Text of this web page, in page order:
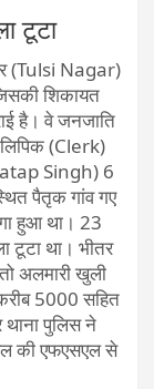
टूटा
(Tulsi Nagar)
शिकायत
है। वे जनजाति
(Clerk)
Singh) 6
पैतृक गांव गए
हुआ था। 23
टूटा था। भीतर
अलमारी खुली
5000 सहित
थाना पुलिस ने
की एफएसएल से